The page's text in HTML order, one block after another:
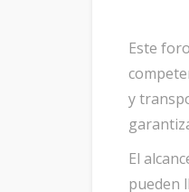
Este
y
El
pueden